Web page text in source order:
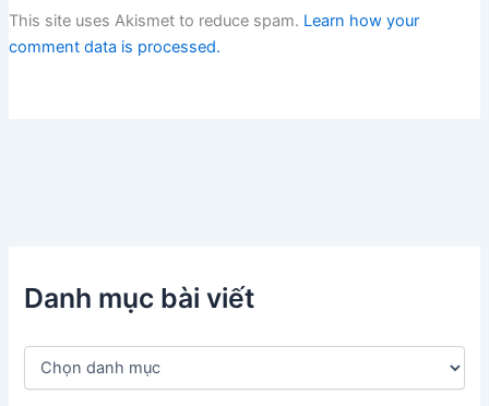
This site uses Akismet to reduce spam. Learn how your
comment data is processed.
Danh mục bài viết
D